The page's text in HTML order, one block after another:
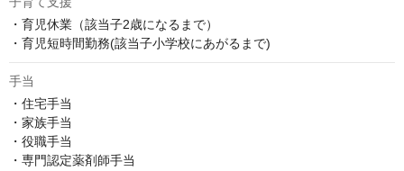
・育児休業（該当子2歳になるまで）
・育児短時間勤務(該当子小学校にあがるまで)
手当
・住宅手当
・家族手当
・役職手当
・専門認定薬剤師手当